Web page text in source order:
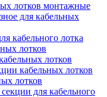
лотков монтажные
для кабельных
кабельного лотка
лотков
лотков
кабельных лотков
лотков
для кабельного